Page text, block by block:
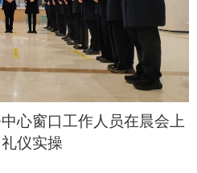
心窗口工作人员在晨会上
仪实操